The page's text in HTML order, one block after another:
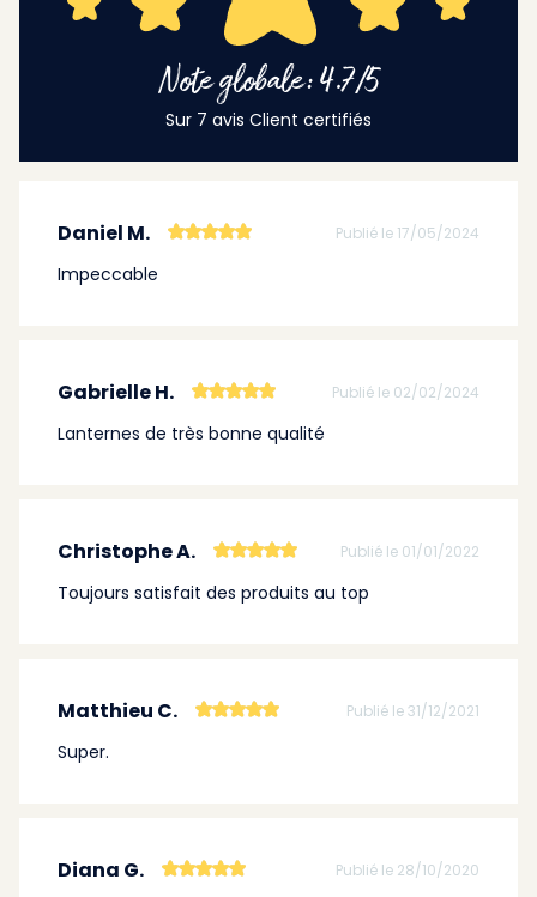
Daniel M. Publié le 17/05/2024
Impeccable
Gabrielle H. Publié le 02/02/2024
Lanternes de très bonne qualité
Christophe A. Publié le 01/01/2022
Toujours satisfait des produits au top
Matthieu C. Publié le 31/12/2021
Super.
Diana G. Publié le 28/10/2020
Note globale: 4.7/5
Sur 7 avis Client certifiés